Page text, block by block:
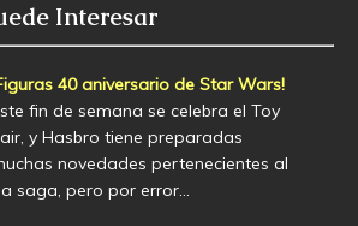
Interesar
40 aniversario de Star Wars!
fin de semana se celebra el Toy
y Hasbro tiene preparadas
novedades pertenecientes al
saga, pero por error…